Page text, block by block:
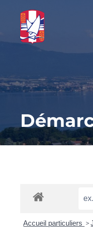
contenu
Accueil particuliers >